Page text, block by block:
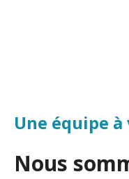
Une équipe
Nous